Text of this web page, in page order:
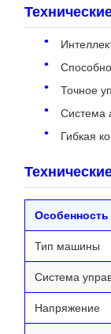
Точное
Система
Гибкая
Особенность
Тип машины
Система
Напряжение